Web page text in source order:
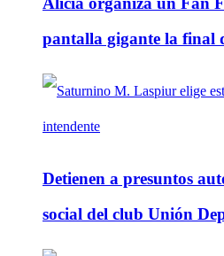
pantalla gigante la final
Detienen a presuntos
social del club Unión